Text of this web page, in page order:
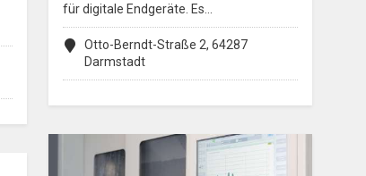
für digitale Endgeräte. Es…
Otto-Berndt-Straße 2, 64287
Darmstadt